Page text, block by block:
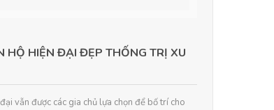
HỘ HIỆN ĐẠI ĐẸP THỐNG TRỊ XU
vẫn được các gia chủ lựa chọn để bố trí cho